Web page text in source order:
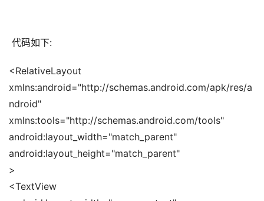
代码如下:
<RelativeLayout
xmlns:android="http://schemas.android.com/apk/res/a
ndroid"
xmlns:tools="http://schemas.android.com/tools"
android:layout_width="match_parent"
android:layout_height="match_parent"
>
<TextView